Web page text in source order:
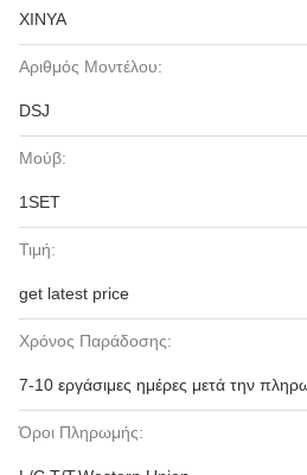
XINYA
Αριθμός Μοντέλου:
DSJ
Μούβ:
1SET
Τιμή:
get latest price
Χρόνος Παράδοσης:
7-10 εργάσιμες ημέρες μετά την
Όροι Πληρωμής: